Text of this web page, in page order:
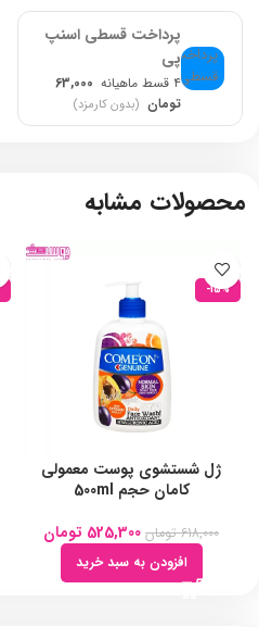
پرداخت قسطی اسنپ
پی
۴ قسط ماهیانه
63,000
تومان (بدون کارمزد)
محصولات مشابه
-15%
ژل شستشوی پوست معمولی
کامان حجم 500ml
618,000 تومان 525,300 تومان
افزودن به سبد خرید